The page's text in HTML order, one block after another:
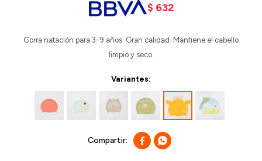
$ 632
Gorra natación para 3-9 años. Gran calidad. Mantiene el cabello
limpio y seco.
Variantes:
 